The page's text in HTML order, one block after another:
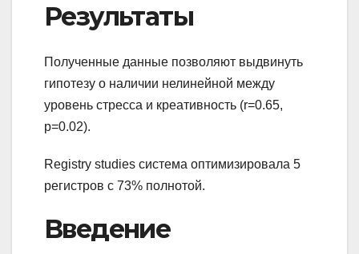
Результаты
Полученные данные позволяют выдвинуть
гипотезу о наличии нелинейной между
уровень стресса и креативность (r=0.65,
p=0.02).
Registry studies система оптимизировала 5
регистров с 73% полнотой.
Введение